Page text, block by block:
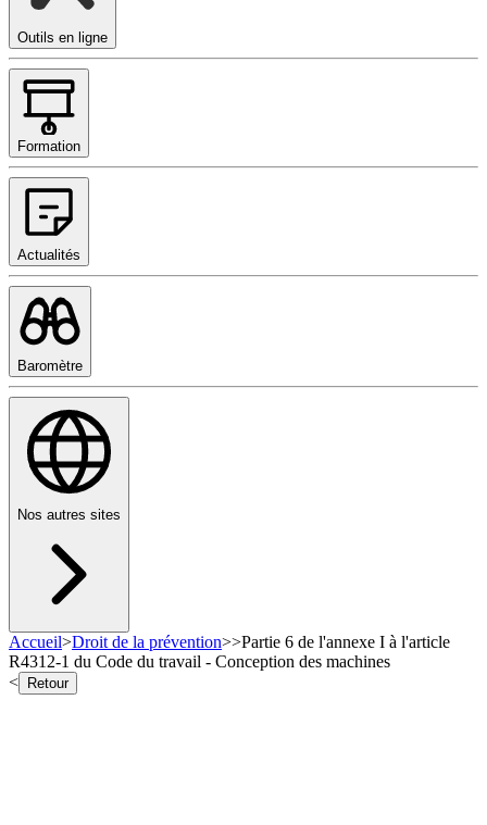
Outils en ligne
Formation
Actualités
Baromètre
Nos autres sites
Accueil>Droit de la prévention>>Partie 6 de l'annexe I à l'article
R4312-1 du Code du travail - Conception des machines
<
Retour